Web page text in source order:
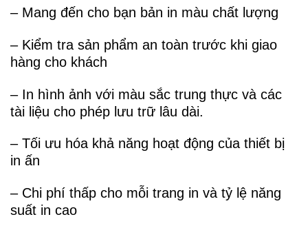
– Mang đến cho bạn bản in màu chất lượng
– Kiểm tra sản phẩm an toàn trước khi giao
hàng cho khách
– In hình ảnh với màu sắc trung thực và các
tài liệu cho phép lưu trữ lâu dài.
– Tối ưu hóa khả năng hoạt động của thiết bị
in ấn
– Chi phí thấp cho mỗi trang in và tỷ lệ năng
suất in cao